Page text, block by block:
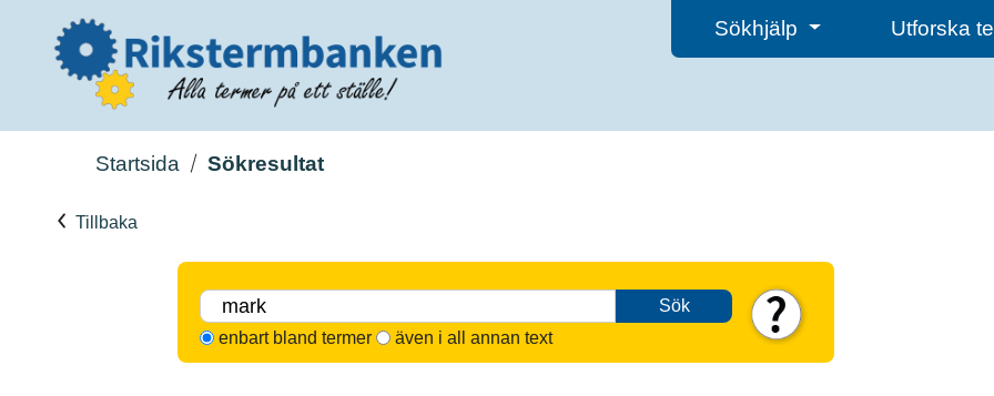
Sökhjälp Utforska
Startsida Sökresultat
Tillbaka
Sök
enbart bland termer
även i all annan text